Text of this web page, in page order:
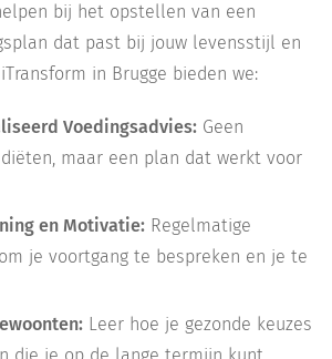
bij het opstellen van een
dat past bij jouw levensstijl en
in Brugge bieden we:
Voedingsadvies: Geen
maar een plan dat werkt voor
en Motivatie: Regelmatige
je voortgang te bespreken en je te
Leer hoe je gezonde keuzes